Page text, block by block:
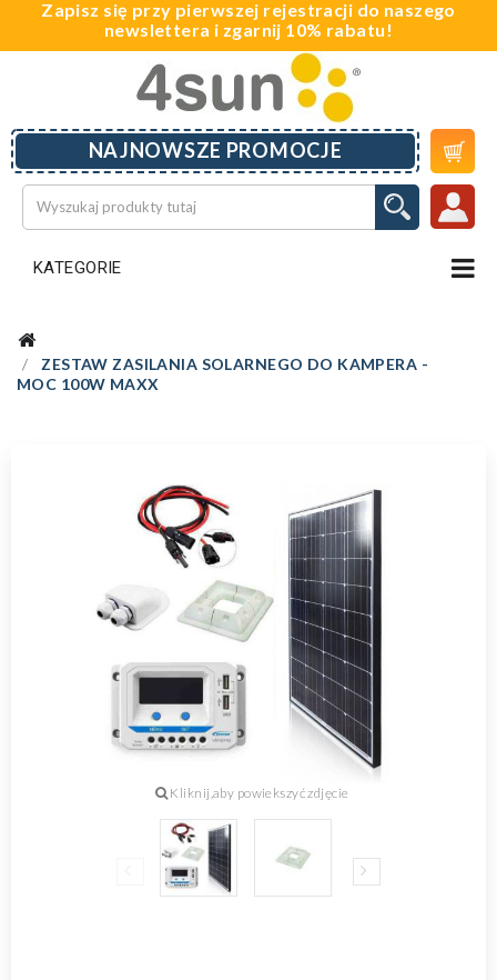
Zapisz się przy pierwszej rejestracji do naszego
newslettera i zgarnij 10% rabatu!
KATEGORIE
NAJNOWSZE PROMOCJE 
ZESTAW ZASILANIA SOLARNEGO DO KAMPERA -
MOC 100W MAXX